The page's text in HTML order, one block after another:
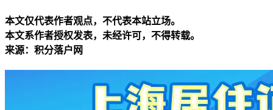
本文仅代表作者观点，不代表本站立场。
本文系作者授权发表，未经许可，不得转载。
来源：积分落户网